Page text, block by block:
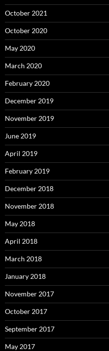
October 2021
October 2020
May 2020
March 2020
February 2020
December 2019
November 2019
June 2019
April 2019
February 2019
December 2018
November 2018
May 2018
April 2018
March 2018
January 2018
November 2017
October 2017
September 2017
May 2017